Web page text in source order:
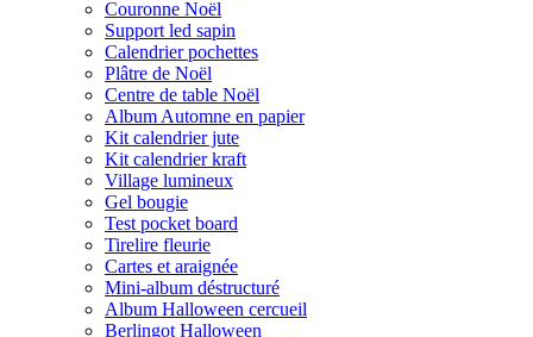
Couronne Noël
Support led sapin
Calendrier pochettes
Plâtre de Noël
Centre de table Noël
Album Automne en papier
Kit calendrier jute
Kit calendrier kraft
Village lumineux
Gel bougie
Test pocket board
Tirelire fleurie
Cartes et araignée
Mini-album déstructuré
Album Halloween cercueil
Berlingot Halloween